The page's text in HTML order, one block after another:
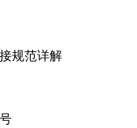
规范详解